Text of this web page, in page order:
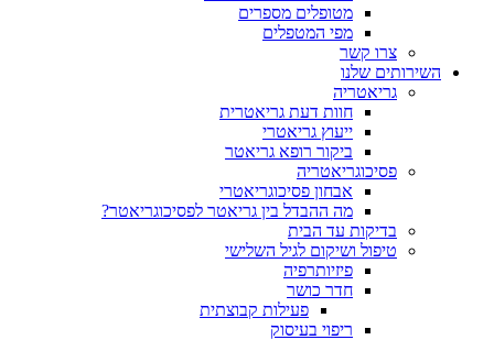
מטופלים מספרים
מפי המטפלים
שלנו
גריאטריה
חוות דעת גריאטרית
ייעוץ גריאטרי
ביקור רופא גריאטר
פסיכוגריאטריה
אבחון פסיכוגריאטרי
מה ההבדל בין גריאטר לפסיכוגריאטר?
בדיקות עד הבית
טיפול ושיקום לגיל השלישי
פיזיותרפיה
חדר כושר
פעילות קבוצתית
ריפוי בעיסוק